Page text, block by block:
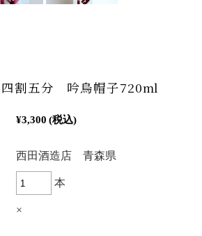
割五分 吟烏帽子720ml
¥3,300 (税込)
西田酒造店 青森県
本
×